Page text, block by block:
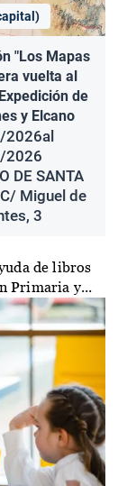
"Los Mapas
vuelta al
de
y Elcano
2026al
2026
DE SANTA
Miguel de
3
de libros
Primaria y...